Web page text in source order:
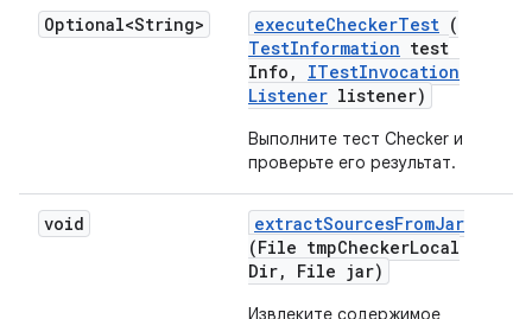
Optional<String> executeCheckerTest (
TestInformation test
Info , ITestInvocation
Listener listener)
Выполните тест Checker и
проверьте его результат.
void extractSourcesFromJar
(File tmpCheckerLocal
Dir, File jar)
Извлеките содержимое